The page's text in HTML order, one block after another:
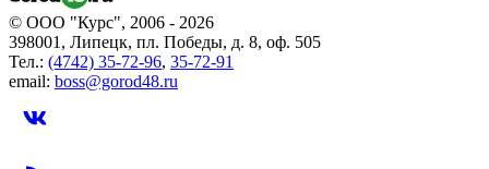
© ООО "Курс", 2006 - 2026
398001, Липецк, пл. Победы, д. 8, оф. 505
Тел.: (4742) 35-72-96, 35-72-91
email: boss@gorod48.ru